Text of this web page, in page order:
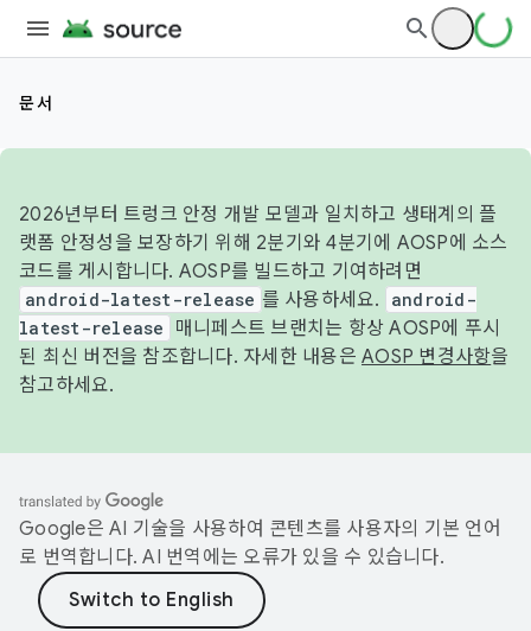
문서
2026년부터 트렁크 안정 개발 모델과 일치하고 생태계의 플
랫폼 안정성을 보장하기 위해 2분기와 4분기에 AOSP에 소스
코드를 게시합니다. AOSP를 빌드하고 기여하려면
android-latest-release 를 사용하세요.
android-
latest-release
매니페스트 브랜치는 항상 AOSP에 푸시
된 최신 버전을 참조합니다. 자세한 내용은 AOSP 변경사항을
참고하세요.
Google은 AI 기술을 사용하여 콘텐츠를 사용자의 기본 언어
로 번역합니다. AI 번역에는 오류가 있을 수 있습니다.